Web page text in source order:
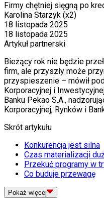
Firmy chętniej sięgną po
Karolina Starzyk (x2)
18 listopada 2025
18 listopada 2025
Artykuł partnerski
Bieżący rok nie będzie
firm, ale przyszły może
przyspieszenie – mówił
Korporacyjnej i
Banku Pekao S.A.,
Korporacyjnej, Rynków i
Skrót artykułu
Konkurencja jest silna
Czas materializacji
Przekuć programy w
Co buduje przewagę
Pokaż więcej